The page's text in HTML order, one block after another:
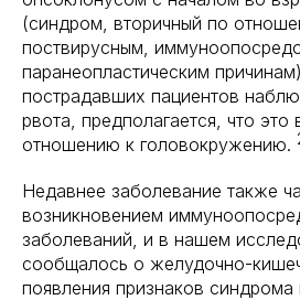
(синдром, вторичный по
поствирусным,
паранеопластическим
пострадавших пациентов
рвота, предполагается, что это
отношению к головокружению.
Недавнее заболевание также
возникновением
заболеваний, и в нашем
сообщалось о желудочно-
появления признаков синдрома